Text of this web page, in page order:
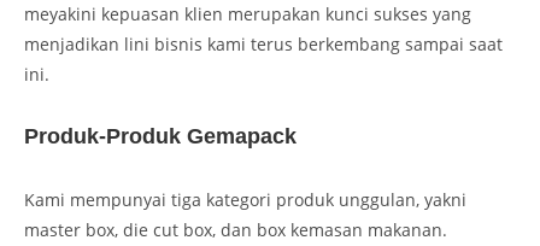
meyakini kepuasan klien merupakan kunci sukses yang
menjadikan lini bisnis kami terus berkembang sampai saat
ini.
Produk-Produk Gemapack
Kami mempunyai tiga kategori produk unggulan, yakni
master box, die cut box, dan box kemasan makanan.